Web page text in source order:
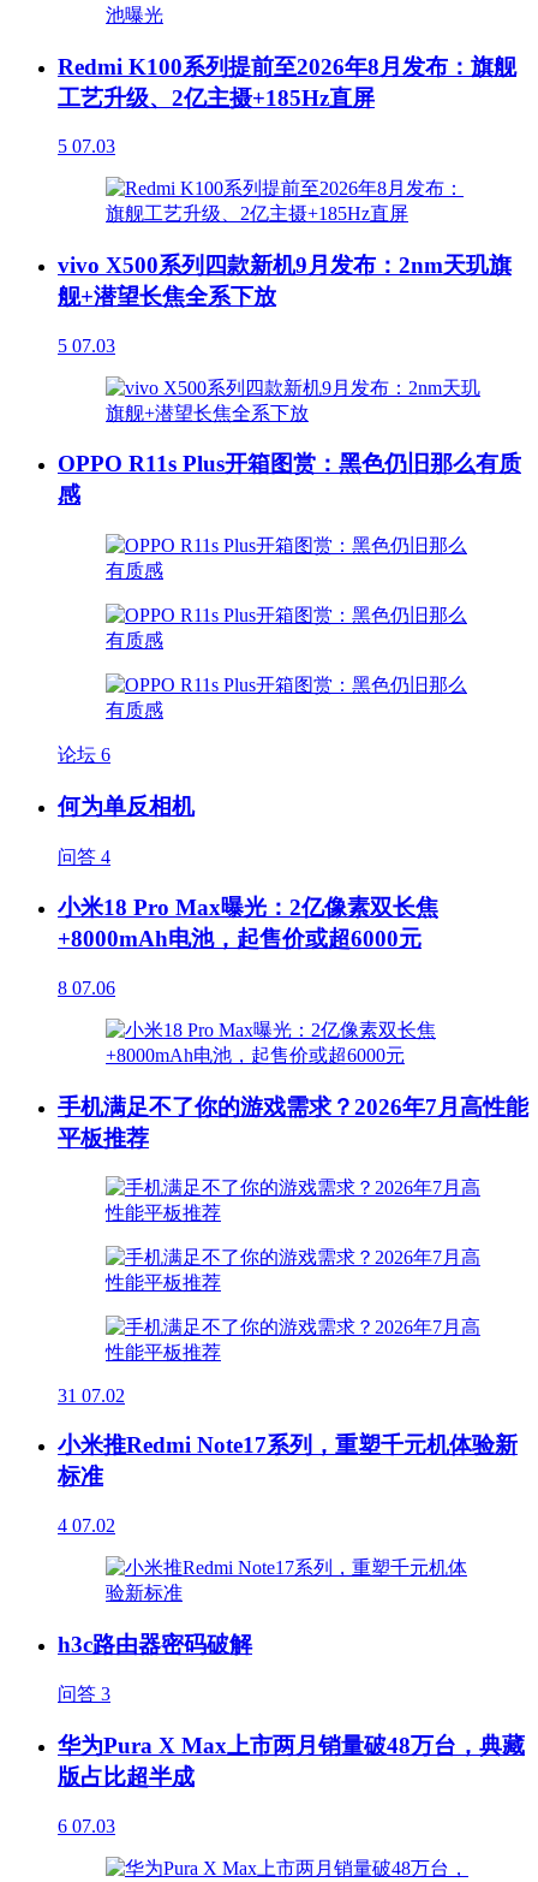
Redmi K100系列提前至2026年8月发布：旗舰
工艺升级、2亿主摄+185Hz直屏
5 07.03
vivo X500系列四款新机9月发布：2nm天玑旗
舰+潜望长焦全系下放
5 07.03
OPPO R11s Plus开箱图赏：黑色仍旧那么有质
感
论坛 6
何为单反相机
问答 4
小米18 Pro Max曝光：2亿像素双长焦
+8000mAh电池，起售价或超6000元
8 07.06
手机满足不了你的游戏需求？2026年7月高性能
平板推荐
31 07.02
小米推Redmi Note17系列，重塑千元机体验新
标准
4 07.02
h3c路由器密码破解
问答 3
华为Pura X Max上市两月销量破48万台，典藏
版占比超半成
6 07.03